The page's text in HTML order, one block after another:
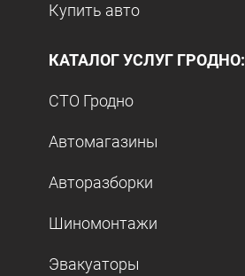
Купить авто
КАТАЛОГ УСЛУГ ГРОДНО:
СТО Гродно
Автомагазины
Авторазборки
Шиномонтажи
Эвакуаторы